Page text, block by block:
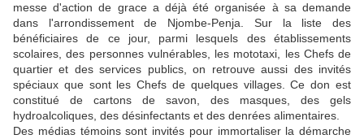
messe d'action de grace a déjà été organisée à sa demande
dans l'arrondissement de Njombe-Penja. Sur la liste des
bénéficiaires de ce jour, parmi lesquels des établissements
scolaires, des personnes vulnérables, les mototaxi, les Chefs de
quartier et des services publics, on retrouve aussi des invités
spéciaux que sont les Chefs de quelques villages. Ce don est
constitué de cartons de savon, des masques, des gels
hydroalcoliques, des désinfectants et des denrées alimentaires.
Des médias témoins sont invités pour immortaliser la démarche